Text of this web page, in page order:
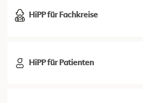
HiPP für Fachkreise
HiPP für Patienten